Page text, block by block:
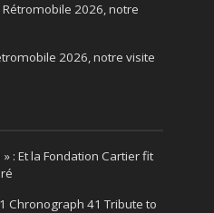
Rétromobile 2026, notre
2026, notre visite
: Et la Fondation Cartier fit
Chronograph 41 Tribute to